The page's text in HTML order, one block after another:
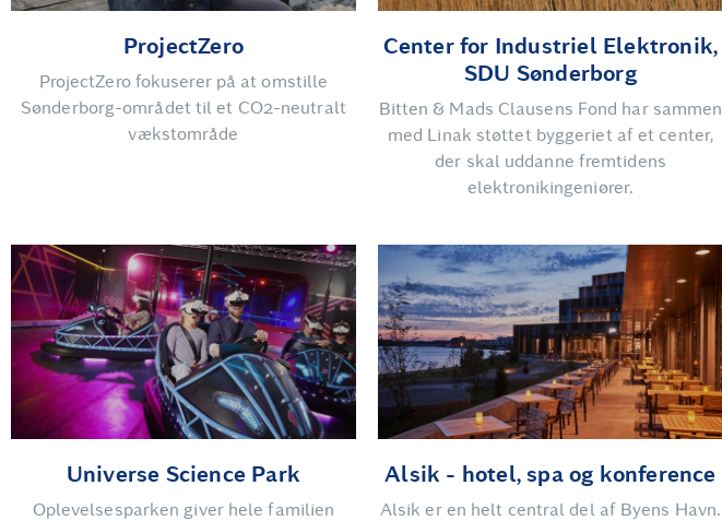
ProjectZero
ProjectZero fokuserer på at omstille
Sønderborg-området til et CO2-neutralt
vækstområde
Center for Industriel Elektronik,
SDU Sønderborg
Bitten & Mads Clausens Fond har sammen
med Linak støttet byggeriet af et center,
der skal uddanne fremtidens
elektronikingeniører.
Universe Science Park
Oplevelsesparken giver hele familien
Alsik - hotel, spa og konference
Alsik er en helt central del af Byens Havn.